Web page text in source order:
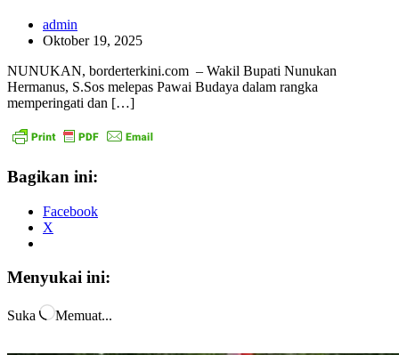
admin
Oktober 19, 2025
NUNUKAN, borderterkini.com – Wakil Bupati Nunukan
Hermanus, S.Sos melepas Pawai Budaya dalam rangka
memperingati dan […]
Bagikan ini:
Facebook
X
Menyukai ini:
Suka Memuat...